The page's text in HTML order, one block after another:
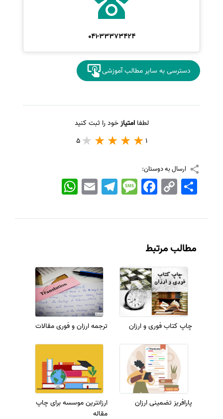
041-33373424
دسترسی به سایر مطالب آموزشی
لطفاامتیازخود را ثبت کنید
1
5
ارسال به دوستان:
WhatsApp EmailTelegramMessageFacebook Copy
Link
اشتراک
مطالب مرتبط
چاپ کتاب فوری و ارزان ترجمه ارزان و فوری مقالات
پارافریز تضمینی ارزان
ارزانترین موسسه برای چاپ
مقاله